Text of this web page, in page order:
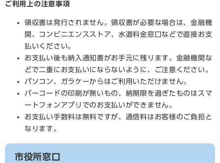
ご利用上の注意事項
領収書は発行されません。領収書が必要な場合は、金融機
関、コンビニエンスストア、水道料金窓口などで直接お支
払いください。
お支払い後も納入通知書がお手元に残ります。金融機関な
どで二重にお支払いにならないように、ご注意ください。
パソコン、ガラケーからはご利用いただけません。
バーコードの印刷が無いもの、納期限を過ぎたものはスマ
ートフォンアプリでのお支払いができません。
お支払い手数料は無料ですが、通信料はお客様のご負担と
なります。
市役所窓口